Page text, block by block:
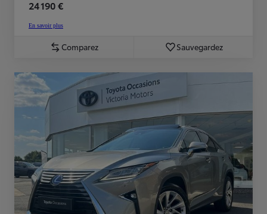
24 190 €
En savoir plus
Comparez Sauvegardez